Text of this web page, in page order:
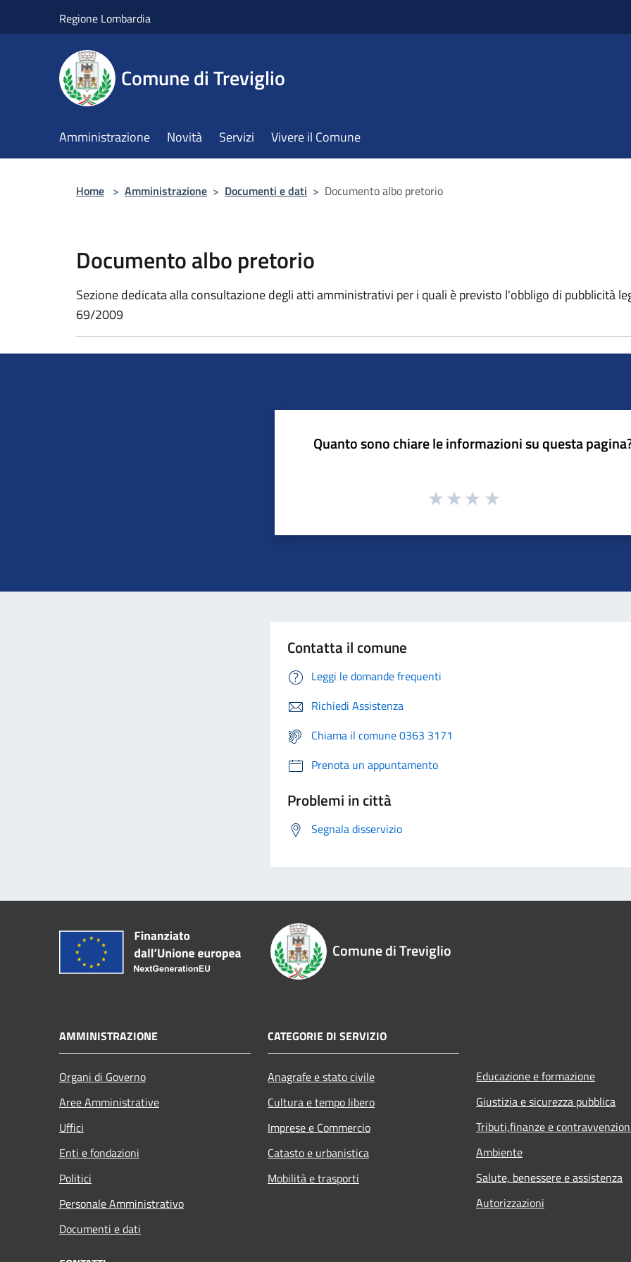
Regione Lombardia
Comune di Treviglio
Amministrazione Novità Servizi Vivere il Comune
Home > Amministrazione > Documenti e dati > Documento albo pretorio
Documento albo pretorio
Sezione dedicata alla consultazione degli atti amministrativi per i quali è previsto l'obbligo di pubblicità
69/2009
Quanto sono chiare le informazioni su questa
Contatta il comune
Leggi le domande frequenti
Richiedi Assistenza
Chiama il comune 0363 3171
Prenota un appuntamento
Problemi in città
Segnala disservizio
Comune di Treviglio
AMMINISTRAZIONE
Organi di Governo
Aree Amministrative
Uffici
Enti e fondazioni
Politici
Personale Amministrativo
Documenti e dati
CATEGORIE DI SERVIZIO
Anagrafe e stato civile
Cultura e tempo libero
Imprese e Commercio
Catasto e urbanistica
Mobilità e trasporti
Educazione e formazione
Giustizia e sicurezza pubblica
Tributi,finanze e
Ambiente
Salute, benessere e assistenza
Autorizzazioni